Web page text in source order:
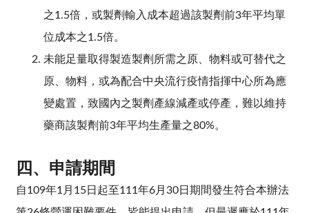
之1.5倍，或製劑輸入成本超過該製劑前3年平均單
位成本之1.5倍。
未能足量取得製造製劑所需之原、物料或可替代之
原、物料，或為配合中央流行疫情指揮中心所為應
變處置，致國內之製劑產線減產或停產，難以維持
藥商該製劑前3年平均生產量之80%。
四、 申請期間
自109年1月15日起至111年6月30日期間發生符合本辦法